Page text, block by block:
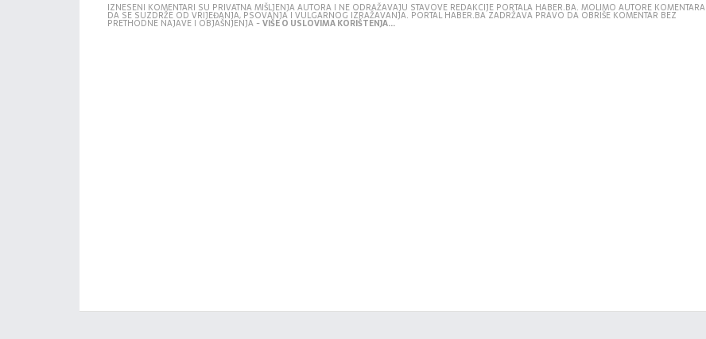
IZNESENI KOMENTARI SU PRIVATNA MIŠLJENJA AUTORA I NE ODRAŽAVAJU STAVOVE REDAKCIJE PORTALA HABER.BA. MOLIMO AUTORE KOMENTARA
DA SE SUZDRŽE OD VRIJEĐANJA, PSOVANJA I VULGARNOG IZRAŽAVANJA. PORTAL HABER.BA ZADRŽAVA PRAVO DA OBRIŠE KOMENTAR BEZ
PRETHODNE NAJAVE I OBJAŠNJENJA -VIŠE O USLOVIMA KORIŠTENJA...